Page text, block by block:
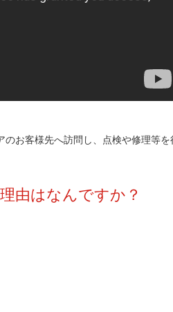
お客様先へ訪問し、点検や修理等を
由はなんですか？